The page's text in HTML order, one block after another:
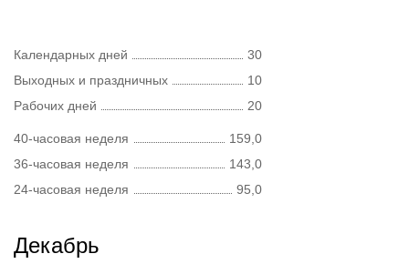
Календарных дней
30
Выходных и праздничных
10
Рабочих дней
20
40-часовая неделя
159,0
36-часовая неделя
143,0
24-часовая неделя
95,0
Декабрь